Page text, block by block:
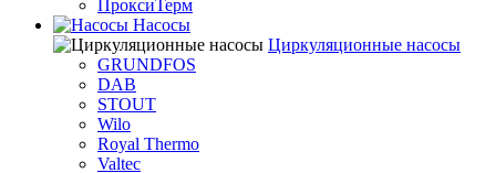
ПроксиТерм
Насосы
Циркуляционные насосы
GRUNDFOS
DAB
STOUT
Wilo
Royal Thermo
Valtec